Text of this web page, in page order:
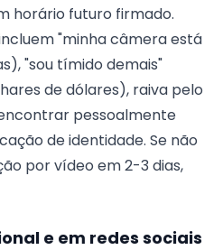
horário futuro firmado.
"minha câmera está
"sou tímido demais"
de dólares), raiva pelo
pessoalmente
de identidade. Se não
por vídeo em 2-3 dias,
e em redes sociais